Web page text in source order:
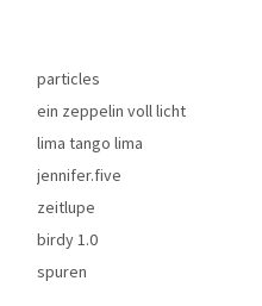
particles
ein zeppelin voll licht
lima tango lima
jennifer.five
zeitlupe
birdy 1.0
spuren